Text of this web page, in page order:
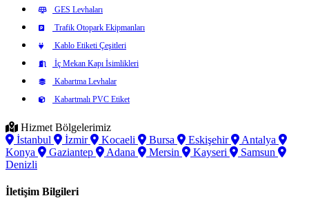
GES Levhaları
Trafik Otopark Ekipmanları
Kablo Etiketi Çeşitleri
İç Mekan Kapı İsimlikleri
Kabartma Levhalar
Kabartmalı PVC Etiket
Hizmet Bölgelerimiz
İstanbul
İzmir Kocaeli Bursa Eskişehir
Antalya
Konya
Gaziantep Adana Mersin Kayseri
Samsun
Denizli
İletişim Bilgileri